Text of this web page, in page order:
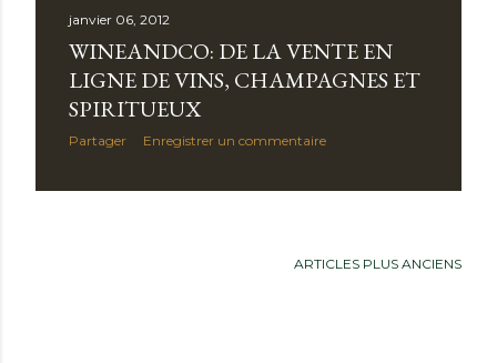
janvier 06, 2012
WINEANDCO: DE LA VENTE EN
LIGNE DE VINS, CHAMPAGNES ET
SPIRITUEUX
Partager Enregistrer un commentaire
ARTICLES PLUS ANCIENS